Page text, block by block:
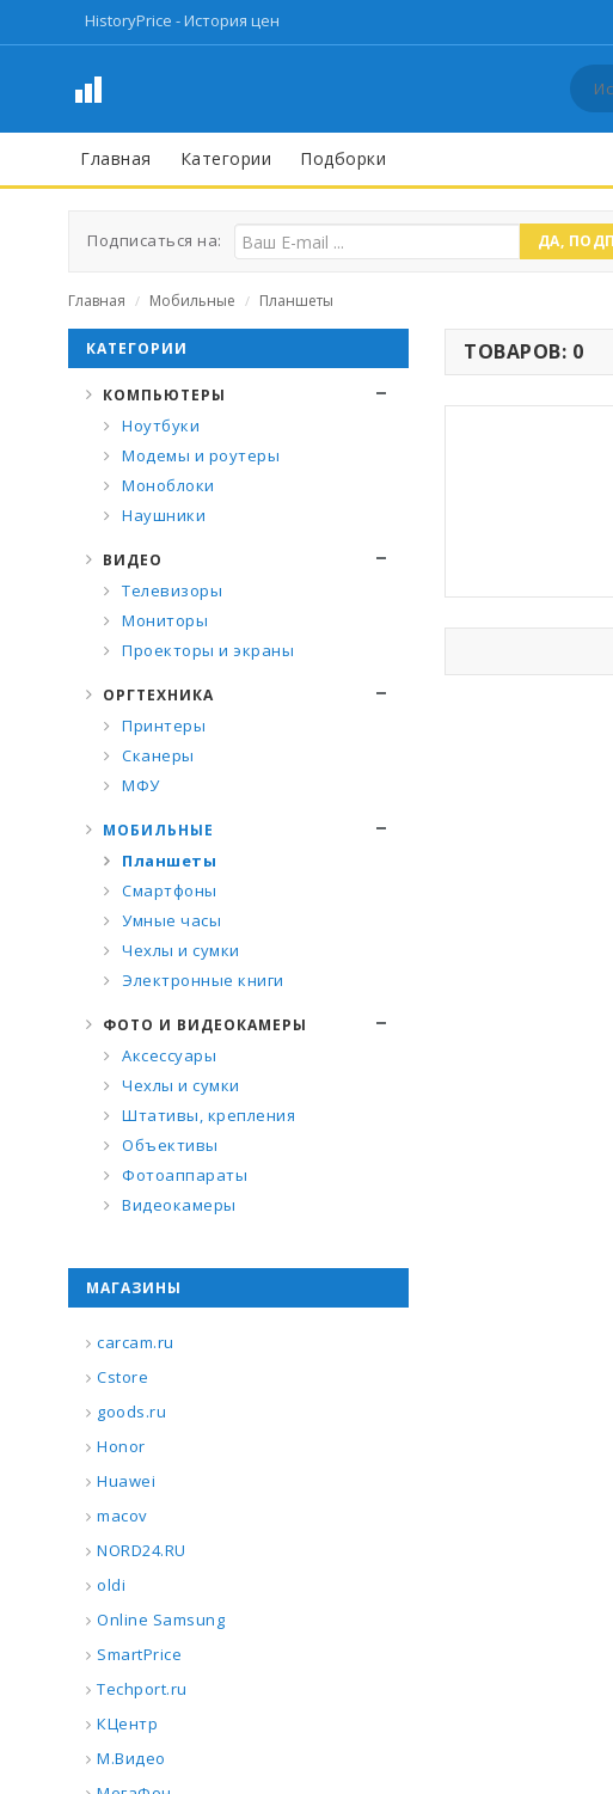
HistoryPrice - История цен
Главная Категории Подборки
Подписаться на: ДА,
Главная / Мобильные / Планшеты
ТОВАРОВ: 0
КАТЕГОРИИ
КОМПЬЮТЕРЫ
Ноутбуки
Модемы и роутеры
Моноблоки
Наушники
ВИДЕО
Телевизоры
Мониторы
Проекторы и экраны
ОРГТЕХНИКА
Принтеры
Сканеры
МФУ
МОБИЛЬНЫЕ
Планшеты
Смартфоны
Умные часы
Чехлы и сумки
Электронные книги
ФОТО И ВИДЕОКАМЕРЫ
Аксессуары
Чехлы и сумки
Штативы, крепления
Объективы
Фотоаппараты
Видеокамеры
МАГАЗИНЫ
carcam.ru
Cstore
goods.ru
Honor
Huawei
macov
NORD24.RU
oldi
Online Samsung
SmartPrice
Techport.ru
КЦентр
М.Видео